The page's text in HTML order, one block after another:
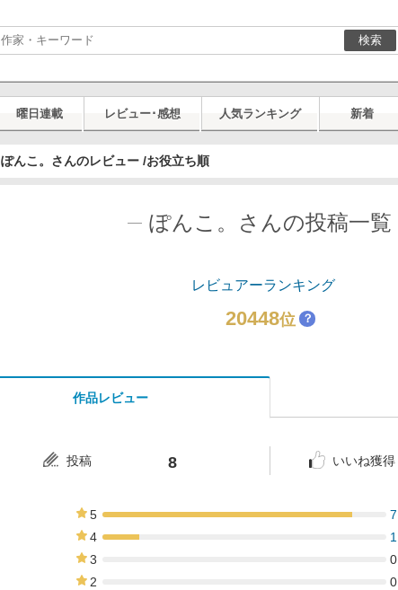
検索
曜日連載 レビュー･感想 人気ランキング 新着
ぽんこ。さんのレビュー /お役立ち順
ぽんこ。さんの投稿一覧
レビュアーランキング
20448位 ？
作品レビュー
投稿 8 いいね獲得
5
7
4
1
3
0
2
0